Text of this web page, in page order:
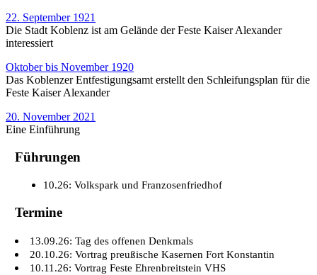
22. September 1921
Die Stadt Koblenz ist am Gelände der Feste Kaiser Alexander
interessiert
Oktober bis November 1920
Das Koblenzer Entfestigungsamt erstellt den Schleifungsplan für die
Feste Kaiser Alexander
20. November 2021
Eine Einführung
Führungen
10.26: Volkspark und Franzosenfriedhof
Termine
13.09.26: Tag des offenen Denkmals
20.10.26: Vortrag preußische Kasernen Fort Konstantin
10.11.26: Vortrag Feste Ehrenbreitstein VHS